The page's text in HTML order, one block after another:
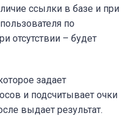
ссылки в базе и при
по
отсутствии – будет
задает
и подсчитывает очки
выдает результат.